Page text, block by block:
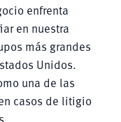
enfrenta
en nuestra
más grandes
Unidos.
una de las
casos de litigio